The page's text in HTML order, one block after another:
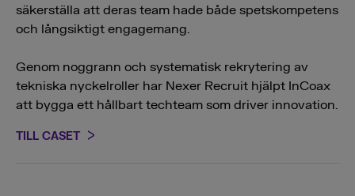
säkerställa att deras team hade både spetskompetens
och långsiktigt engagemang.
Genom noggrann och systematisk rekrytering av
tekniska nyckelroller har Nexer Recruit hjälpt InCoax
att bygga ett hållbart techteam som driver innovation.
TILL CASET